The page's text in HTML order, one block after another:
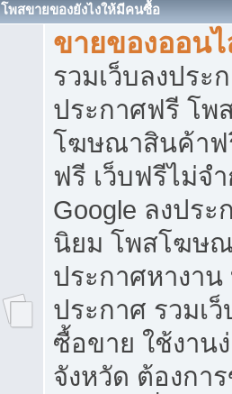
โพสขายของยังไงให้มีคนซื้อ
ขายของออน
รวมเว็บลงประ
ประกาศฟรี โพ
โฆษณาสินค้าฟ
ฟรี เว็บฟรีไม่จ
Google ลงปร
นิยม โพสโฆษ
ประกาศหางาน
ประกาศ รวมเ
ซื้อขาย ใช้งาน
จังหวัด ต้องกา